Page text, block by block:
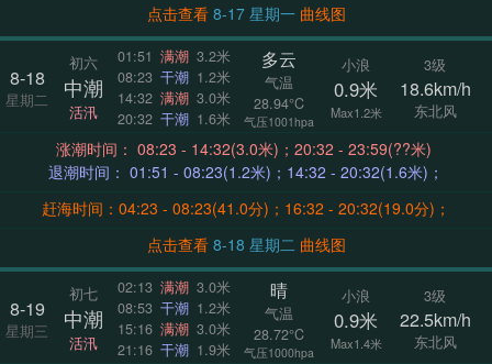
点击查看
8-17 星期一 曲线图
8-18
星期二
初六
中潮
活汛
01:51 满潮 3.2米
08:23 干潮 1.2米
14:32 满潮 3.0米
20:32 干潮 1.6米
多云
气温
28.94°C
气压1001hpa
小浪
0.9米
Max1.2米
3级
18.6km/h
东北风
涨潮时间： 08:23 - 14:32(3.0米)；20:32 - 23:59(??米)
退潮时间： 01:51 - 08:23(1.2米)；14:32 - 20:32(1.6米)；
赶海时间：04:23 - 08:23(41.0分)；16:32 - 20:32(19.0分)；
点击查看
8-18 星期二 曲线图
8-19
星期三
初七
中潮
活汛
02:13 满潮 3.0米
08:53 干潮 1.2米
15:16 满潮 3.0米
21:16 干潮 1.9米
晴
气温
28.72°C
气压1000hpa
小浪
0.9米
Max1.4米
3级
22.5km/h
东北风